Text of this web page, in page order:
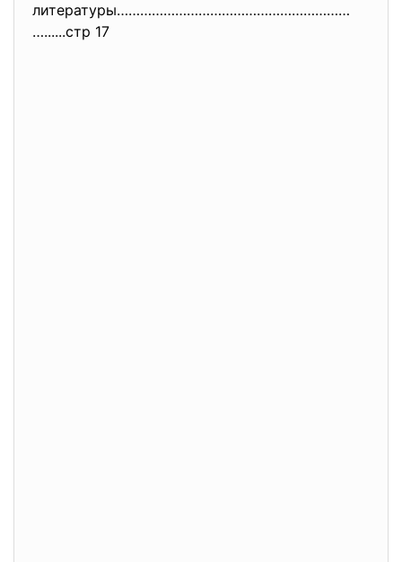
литературы……………………………………………………
…......стр 17